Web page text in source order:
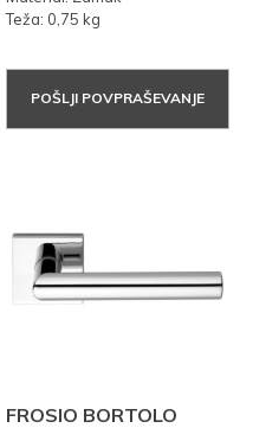
Teža: 0,75 kg
POŠLJI POVPRAŠEVANJE
FROSIO BORTOLO